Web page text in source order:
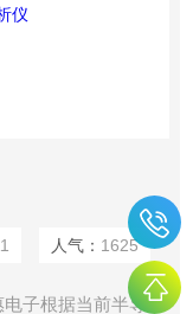
人气： 1625
子根据当前半导体